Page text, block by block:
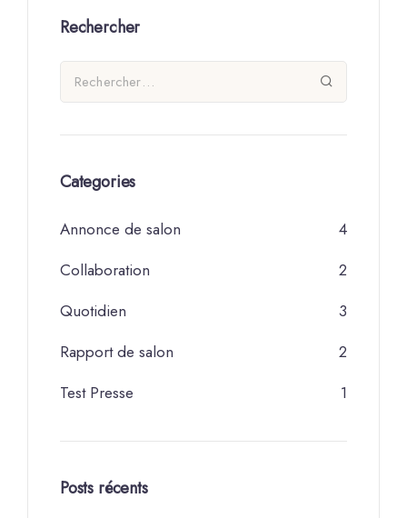
Rechercher
Categories
Annonce de salon
4
Collaboration
2
Quotidien
3
Rapport de salon
2
Test Presse
1
Posts récents